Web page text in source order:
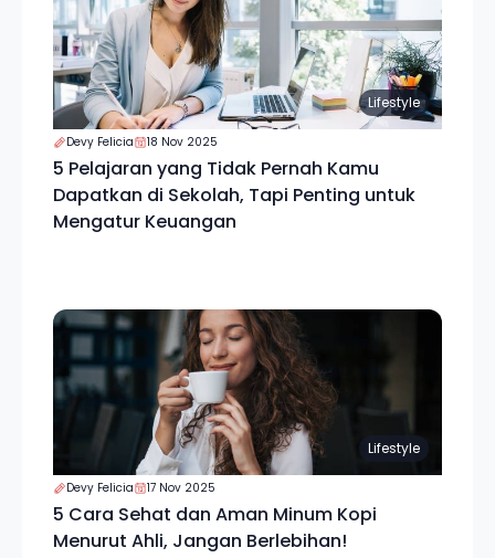
Lifestyle
Devy Felicia 18 Nov 2025
5 Pelajaran yang Tidak Pernah Kamu
Dapatkan di Sekolah, Tapi Penting untuk
Mengatur Keuangan
Lifestyle
Devy Felicia 17 Nov 2025
5 Cara Sehat dan Aman Minum Kopi
Menurut Ahli, Jangan Berlebihan!